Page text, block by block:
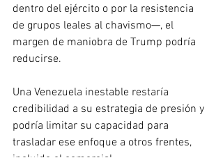
dentro del ejército o por la resistencia
de grupos leales al chavismo—, el
margen de maniobra de Trump podría
reducirse.
Una Venezuela inestable restaría
credibilidad a su estrategia de presión y
podría limitar su capacidad para
trasladar ese enfoque a otros frentes,
incluido el comercial.